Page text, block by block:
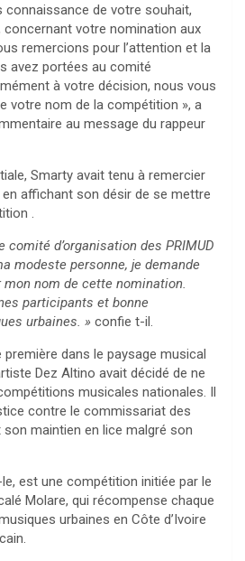
connaissance de votre souhait,
concernant votre nomination aux
remercions pour l’attention et la
avez portées au comité
à votre décision, nous vous
votre nom de la compétition », a
au message du rappeur
Smarty avait tenu à remercier
affichant son désir de se mettre
.
comité d’organisation des PRIMUD
modeste personne, je demande
nom de cette nomination.
participants et bonne
urbaines. » confie t-il.
première dans le paysage musical
Dez Altino avait décidé de ne
musicales nationales. Il
contre le commissariat des
son maintien en lice malgré son
le, est une compétition initiée par le
Molare, qui récompense chaque
urbaines en Côte d’Ivoire